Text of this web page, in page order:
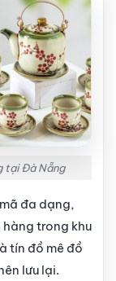
tại Đà Nẵng
đa dạng,
trong khu
tín đồ mê đồ
lưu lại.